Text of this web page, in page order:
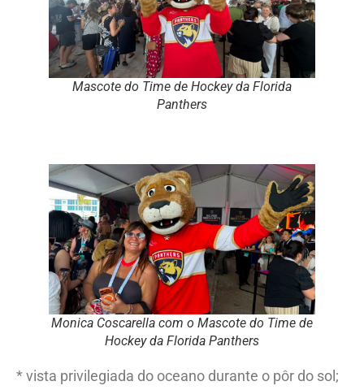
Mascote do Time de Hockey da Florida
Panthers
Monica Coscarella com o Mascote do Time de
Hockey da Florida Panthers
* vista privilegiada do oceano durante o pôr do sol;